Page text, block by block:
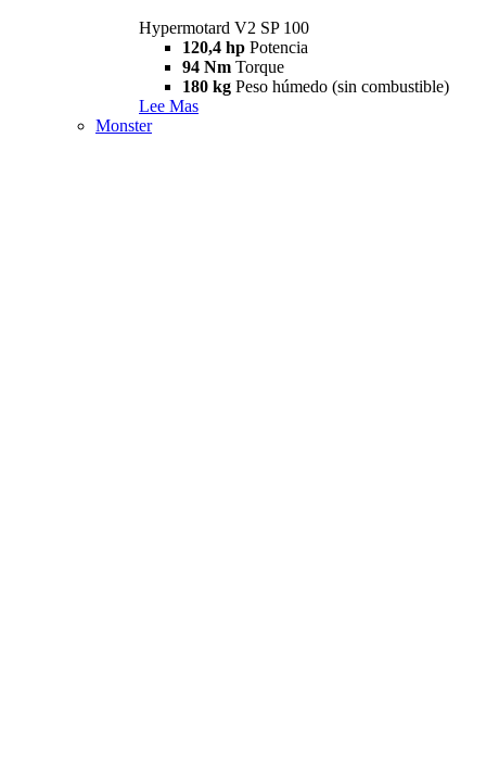
Hypermotard V2 SP 100
120,4 hp Potencia
94 Nm Torque
180 kg Peso húmedo (sin combustible)
Lee Mas
Monster